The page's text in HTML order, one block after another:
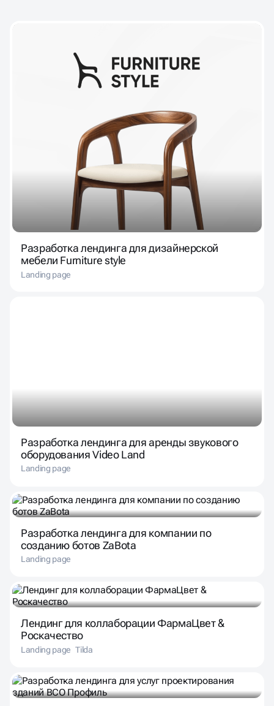
Разработка лендинга для дизайнерской
мебели Furniture style
Landing page
Разработка лендинга для аренды звукового
оборудования Video Land
Landing page
Разработка лендинга для компании по
созданию ботов ZaBota
Landing page
Лендинг для коллаборации ФармаЦвет &
Роскачество
Landing page Tilda